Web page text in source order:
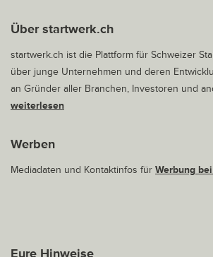
Über startwerk.ch
startwerk.ch ist die Plattform für Schweizer
über junge Unternehmen und deren
an Gründer aller Branchen, Investoren und
weiterlesen
Werben
Mediadaten und Kontaktinfos für Werbung
Eure Hinweise